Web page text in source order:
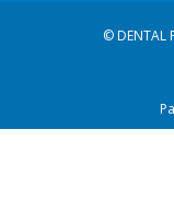
© DENTAL